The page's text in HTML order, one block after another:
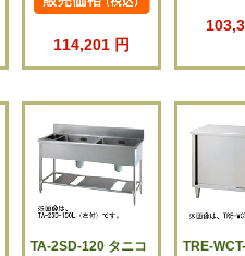
114,201 円
TA-2SD-120 タニコ TRE-